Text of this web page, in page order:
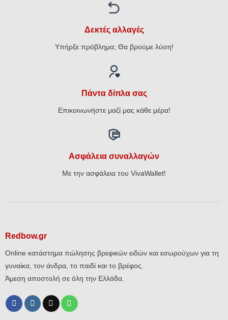
Δεκτές αλλαγές
Υπήρξε πρόβλημα; Θα βρούμε λύση!
Πάντα δίπλα σας
Επικοινωνήστε μαζί μας κάθε μέρα!
Ασφάλεια συναλλαγών
Με την ασφάλεια του VivaWallet!
Redbow.gr
Online κατάστημα πώλησης βρεφικών ειδών και εσωρούχων για τη
γυναίκα, τον άνδρα, το παιδί και το βρέφος.
Άμεση αποστολή σε όλη την Ελλάδα.